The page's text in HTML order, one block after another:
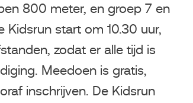
800 meter, en groep 7 en
Kidsrun start om 10.30 uur,
zodat er alle tijd is
Meedoen is gratis,
inschrijven. De Kidsrun